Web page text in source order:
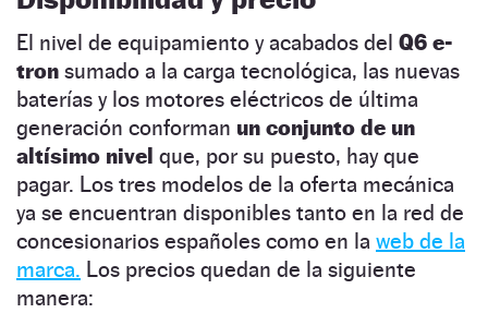
El nivel de equipamiento y acabados del Q6 e-
tron sumado a la carga tecnológica, las nuevas
baterías y los motores eléctricos de última
generación conforman un conjunto de un
altísimo nivel que, por su puesto, hay que
pagar. Los tres modelos de la oferta mecánica
ya se encuentran disponibles tanto en la red de
concesionarios españoles como en la web de la
marca. Los precios quedan de la siguiente
manera: